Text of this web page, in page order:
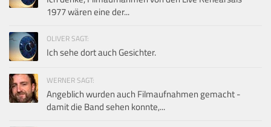
1977 wären eine der...
OLIVER SAGT:
Ich sehe dort auch Gesichter.
WERNER SAGT:
Angeblich wurden auch Filmaufnahmen gemacht -
damit die Band sehen konnte,...